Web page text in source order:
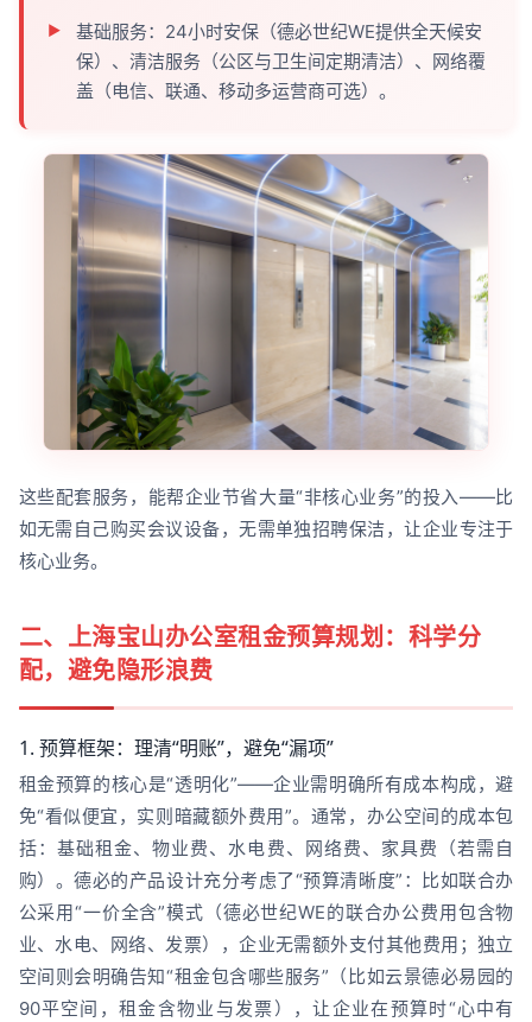
基础服务：24小时安保（德必世纪WE提供全天候安
保）、清洁服务（公区与卫生间定期清洁）、网络覆
盖（电信、联通、移动多运营商可选）。
这些配套服务，能帮企业节省大量“非核心业务”的投入——比
如无需自己购买会议设备，无需单独招聘保洁，让企业专注于
核心业务。
二、上海宝山办公室租金预算规划：科学分
配，避免隐形浪费
1. 预算框架：理清“明账”，避免“漏项”
租金预算的核心是“透明化”——企业需明确所有成本构成，避
免“看似便宜，实则暗藏额外费用”。通常，办公空间的成本包
括：基础租金、物业费、水电费、网络费、家具费（若需自
购）。德必的产品设计充分考虑了“预算清晰度”：比如联合办
公采用“一价全含”模式（德必世纪WE的联合办公费用包含物
业、水电、网络、发票），企业无需额外支付其他费用；独立
空间则会明确告知“租金包含哪些服务”（比如云景德必易园的
90平空间，租金含物业与发票），让企业在预算时“心中有